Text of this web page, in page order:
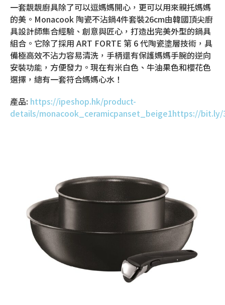
一套靚靚廚具除了可以逗媽媽開心，更可以用來親托媽媽
的美。Monacook 陶瓷不沾鍋4件套裝26cm由韓國頂尖廚
具設計師集合經驗、創意與匠心，打造出完美外型的鍋具
組合。它除了採用 ART FORTE 第 6 代陶瓷塗層技術，具
備極高效不沾力容易清洗，手柄還有保護媽媽手腕的逆向
安裝功能，方便發力。現在有米白色、牛油果色和櫻花色
選擇，總有一套符合媽媽心水！
產品: https://ipeshop.hk/product-
details/monacook_ceramicpanset_beige1https://bit.ly/